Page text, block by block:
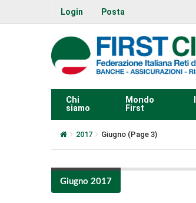
Login Posta
Chi
siamo
Mondo
First
2017 Giugno (Page 3)
Giugno 2017